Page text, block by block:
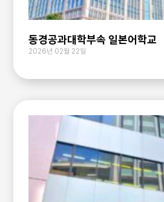
동경공과대학부속 일본어학교
2026년 02월 22일